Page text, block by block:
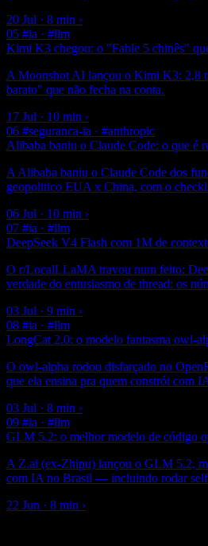
20 Jul · 8 min ›
05 #ia · #llm
Kimi K3 chegou: o "Fable 5 chinês"
A Moonshot AI lançou o Kimi K3: 2,8
barato" que não fecha na conta.
17 Jul · 10 min ›
06 #seguranca-ia · #anthropic
Alibaba baniu o Claude Code: o que é
A Alibaba baniu o Claude Code dos
geopolitico EUA x China, com o
06 Jul · 10 min ›
07 #ia · #llm
DeepSeek V4 Flash com 1M de
O r/LocalLLaMA travou num feito:
verdade do entusiasmo de thread: os
03 Jul · 9 min ›
08 #ia · #llm
LongCat 2.0: o modelo fantasma owl-
O owl-alpha rodou disfarçado no
que ela ensina pra quem constrói com
03 Jul · 8 min ›
09 #ia · #llm
GLM 5.2: o melhor modelo de código
A Z.ai (ex-Zhipu) lançou o GLM 5.2,
com IA no Brasil — incluindo rodar
22 Jun · 8 min ›